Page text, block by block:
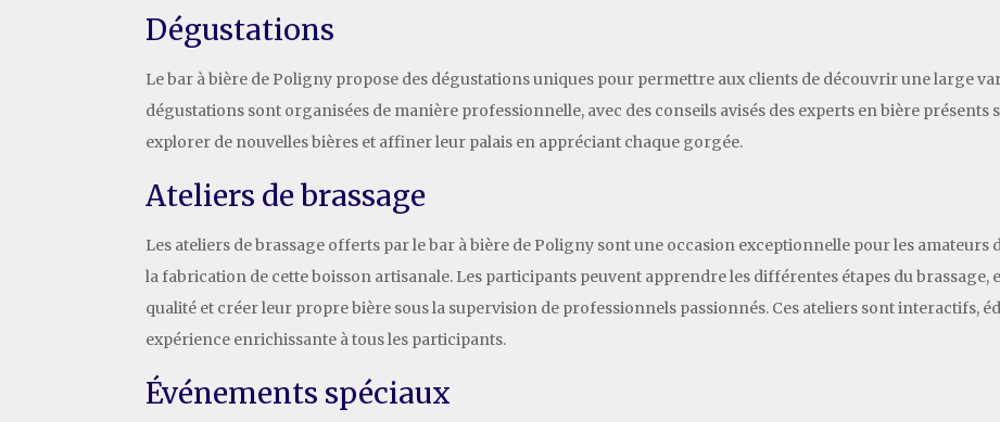
Dégustations
Le bar à bière de Poligny propose des dégustations uniques pour permettre aux clients de découvrir une large
dégustations sont organisées de manière professionnelle, avec des conseils avisés des experts en bière présents
explorer de nouvelles bières et affiner leur palais en appréciant chaque gorgée.
Ateliers de brassage
Les ateliers de brassage offerts par le bar à bière de Poligny sont une occasion exceptionnelle pour les amateurs
la fabrication de cette boisson artisanale. Les participants peuvent apprendre les différentes étapes du
qualité et créer leur propre bière sous la supervision de professionnels passionnés. Ces ateliers sont interactifs,
expérience enrichissante à tous les participants.
Événements spéciaux